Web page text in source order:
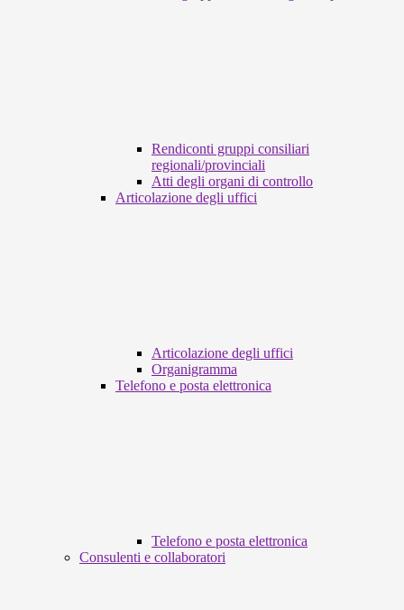
Rendiconti gruppi consiliari
regionali/provinciali
Atti degli organi di controllo
Articolazione degli uffici
Articolazione degli uffici
Organigramma
Telefono e posta elettronica
Telefono e posta elettronica
Consulenti e collaboratori